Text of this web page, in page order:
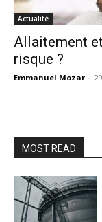
Actualité
Allaitement
risque ?
Emmanuel Mozar -
MOST READ